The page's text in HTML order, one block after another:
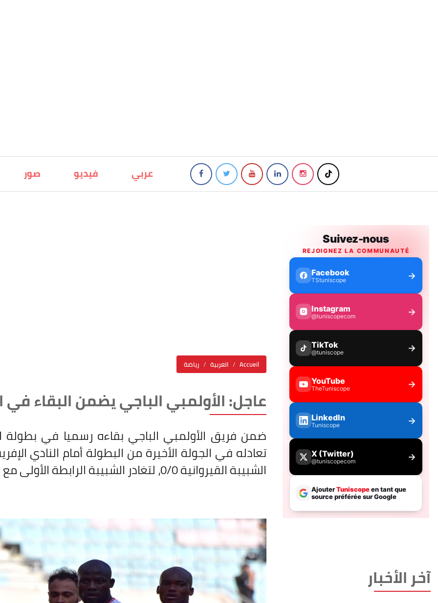
صور فيديو عربي
رياضة العربية Accueil
عاجل: الأولمبي الباجي يضمن البقاء في
ضمن فريق الأولمبي الباجي بقاءه رسميا في بطولة
الشبيبة القيروانية 0/0، لتغادر الشبيبة الرابطة الأولى مع مستقبل قابس ومستقبل سليمان.
آخر الأخبار